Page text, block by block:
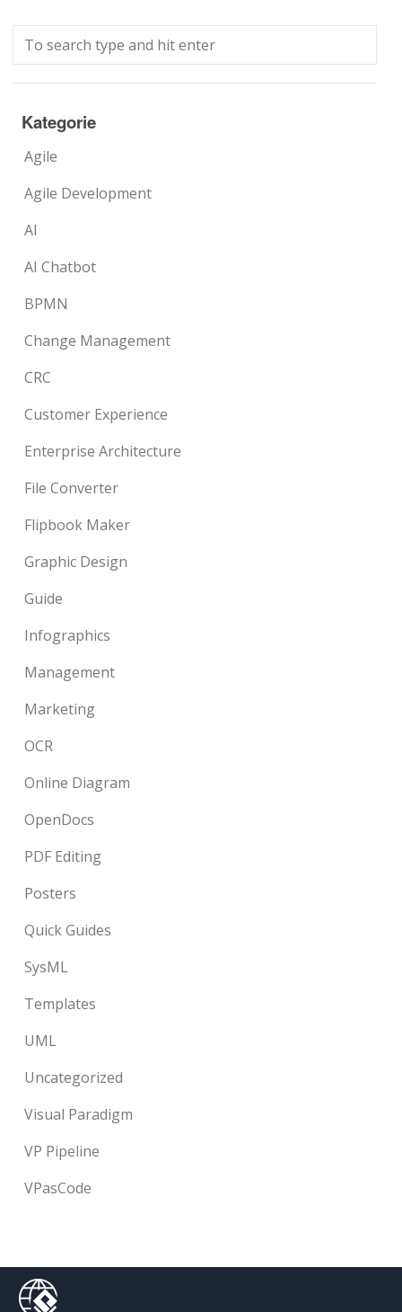
Kategorie
Agile
Agile Development
AI
AI Chatbot
BPMN
Change Management
CRC
Customer Experience
Enterprise Architecture
File Converter
Flipbook Maker
Graphic Design
Guide
Infographics
Management
Marketing
OCR
Online Diagram
OpenDocs
PDF Editing
Posters
Quick Guides
SysML
Templates
UML
Uncategorized
Visual Paradigm
VP Pipeline
VPasCode